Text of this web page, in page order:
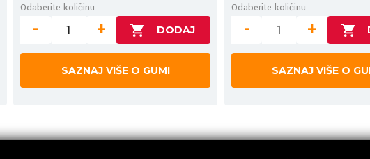
Odaberite količinu
- +
SAZNAJ VIŠE O GUMI
Odaberite količinu
- +
SAZNAJ VIŠE O